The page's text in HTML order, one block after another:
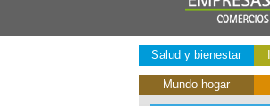
Salud y bienestar
Mundo hogar